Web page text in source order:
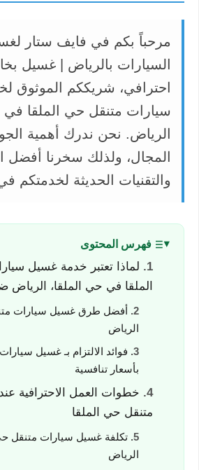
مرحباً بكم في فايف ستار
السيارات بالرياض | غسيل
احترافي، شريككم الموثوق
سيارات متنقل حي الملقا في
الرياض. نحن ندرك أهمية
المجال، ولذلك سخرنا أفضل
والتقنيات الحديثة لخدمتكم
فهرس المحتوى
لماذا تعتبر خدمة غسيل
الملقا في حي الملقا، الرياض
أفضل طرق غسيل سيارات
الرياض
فوائد الالتزام بـ غسيل
بأسعار تنافسية
خطوات العمل الاحترافية
متنقل حي الملقا
تكلفة غسيل سيارات متنقل
الرياض